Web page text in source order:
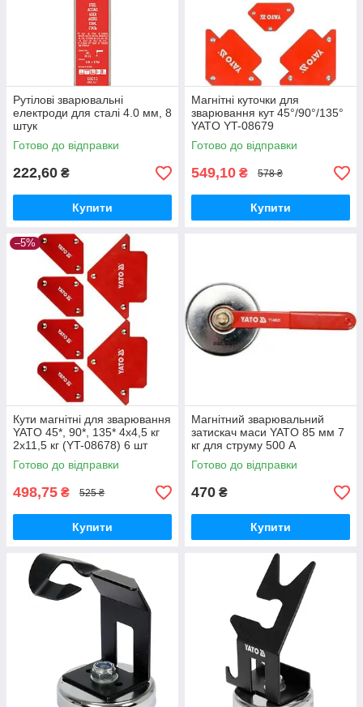
Рутілові зварювальні
електроди для сталі 4.0 мм, 8
штук
Готово до відправки
222,60 ₴
Купити
Магнітні куточки для
зварювання кут 45°/90°/135°
YATO YT-08679
Готово до відправки
549,10 ₴ 578 ₴
Купити
–5%
Кути магнітні для зварювання
YATO 45*, 90*, 135* 4х4,5 кг
2х11,5 кг (YT-08678) 6 шт
Готово до відправки
498,75 ₴ 525 ₴
Купити
Магнітний зварювальний
затискач маси YATO 85 мм 7
кг для струму 500 А
Готово до відправки
470 ₴
Купити